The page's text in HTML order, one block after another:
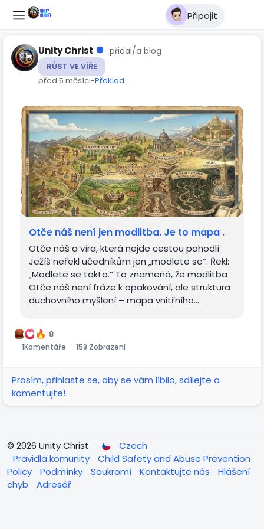
Připojit
Unity Christ přidal/a blog
RŮST VE VÍŘE
před 5 měsíci-Překlad
Otče náš není jen modlitba. Je to mapa .
Otče náš a víra, která nejde cestou pohodlí
Ježíš neřekl učedníkům jen „modlete se“. Řekl:
„Modlete se takto.“ To znamená, že modlitba
Otče náš není fráze k opakování, ale struktura
duchovního myšlení – mapa vnitřního...
8
1Komentáře 158 Zobrazení
Prosím, přihlaste se, aby se vám líbilo, sdílejte a
komentujte!
© 2026 Unity Christ
Czech
Pravidla komunity
Child Safety and Abuse Prevention
Policy
Podmínky Soukromí Kontaktujte nás
Hlášení
chyb
Adresář